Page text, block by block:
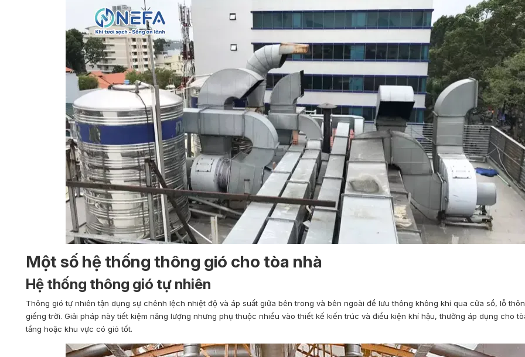
Một số hệ thống thông gió cho tòa nhà
Hệ thống thông gió tự nhiên
Thông gió tự nhiên tận dụng sự chênh lệch nhiệt độ và áp suất giữa bên trong và bên ngoài để lưu thông không khí qua cửa sổ, lỗ
giếng trời. Giải pháp này tiết kiệm năng lượng nhưng phụ thuộc nhiều vào thiết kế kiến trúc và điều kiện khí hậu, thường áp dụng cho
tầng hoặc khu vực có gió tốt.